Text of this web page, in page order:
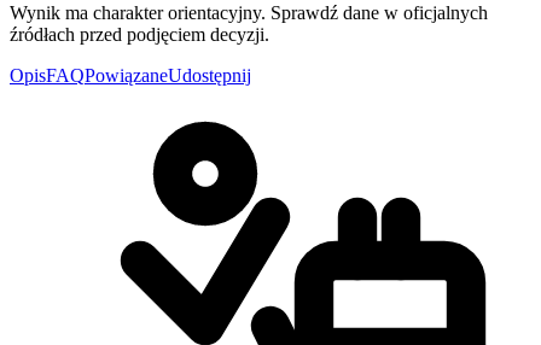
Wynik ma charakter orientacyjny. Sprawdź dane w oficjalnych
źródłach przed podjęciem decyzji.
OpisFAQPowiązaneUdostępnij